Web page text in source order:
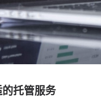
托管服务